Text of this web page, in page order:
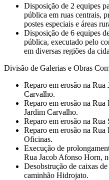
Disposição de 2 equipes
pública em ruas centrais,
postes especiais e áreas
Disposição de 6 equipes
pública, executado pelo
em diversas regiões da
Divisão de Galerias e Obras
⁠Reparo em erosão na
Carvalho.
Reparo em erosão na
Jardim Carvalho.
Reparo em erosão na
⁠Reparo em erosão na
Oficinas.
⁠Execução de
Rua Jacob Afonso Horn,
Desobstrução de caixas
caminhão Hidrojato.